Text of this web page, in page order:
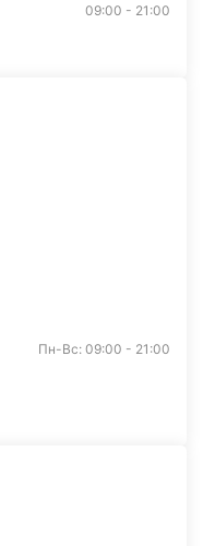
09:00 - 21:00
Пн-Вс: 09:00 - 21:00